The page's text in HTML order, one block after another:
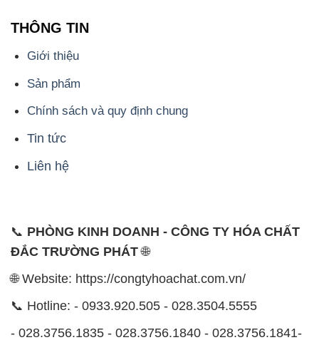
THÔNG TIN
Giới thiệu
Sản phẩm
Chính sách và quy định chung
Tin tức
Liên hệ
📞 PHÒNG KINH DOANH - CÔNG TY HÓA CHẤT
ĐẮC TRƯỜNG PHÁT🌐
🌐 Website: https://congtyhoachat.com.vn/
📞 Hotline: - 0933.920.505 - 028.3504.5555
- 028.3756.1835 - 028.3756.1840 - 028.3756.1841-